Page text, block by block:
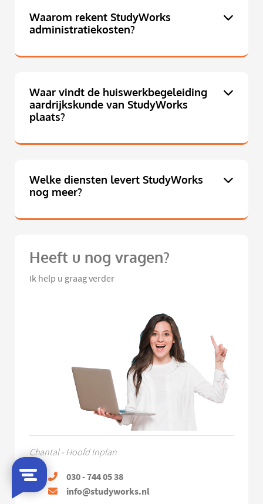
Waarom rekent StudyWorks
administratiekosten?
Waar vindt de huiswerkbegeleiding
aardrijkskunde van StudyWorks
plaats?
Welke diensten levert StudyWorks
nog meer?
Heeft u nog vragen?
Ik help u graag verder
Chantal - Hoofd Inplan
030 - 744 05 38
info@studyworks.nl